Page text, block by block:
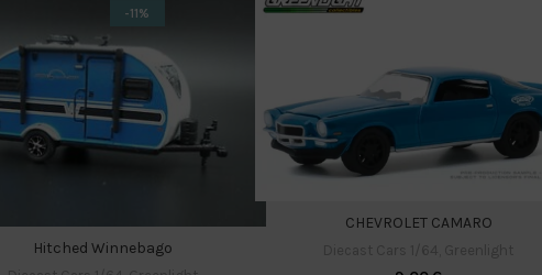
-11%
Hitched Winnebago
CHEVROLET CAMARO